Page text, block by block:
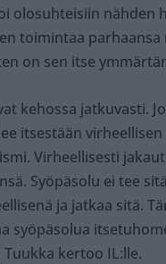
olosuhteisiin nähden
toimintaa parhaansa
on sen itse
kehossa jatkuvasti.
itsestään
Virheellisesti
Syöpäsolu ei tee
ja jatkaa sitä.
syöpäsolua
Tuukka kertoo IL:lle.